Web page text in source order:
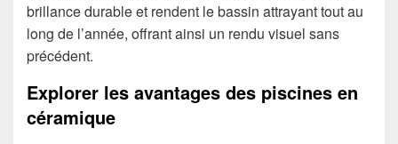
brillance durable et rendent le bassin attrayant tout au
long de l’année, offrant ainsi un rendu visuel sans
précédent.
Explorer les avantages des piscines en
céramique